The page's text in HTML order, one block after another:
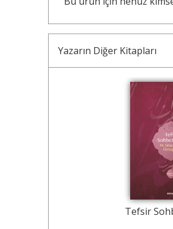
Yazarın Diğer Kitapları
Tefsir